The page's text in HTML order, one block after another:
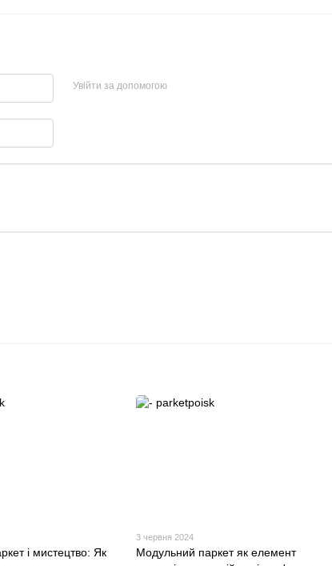
Увійти за допомогою
і мистецтво: Як
3 червня 2024
Модульний паркет як елемент